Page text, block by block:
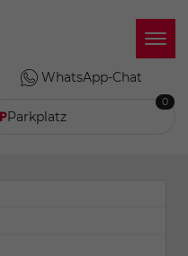
WhatsApp-Chat
Parkplatz
0